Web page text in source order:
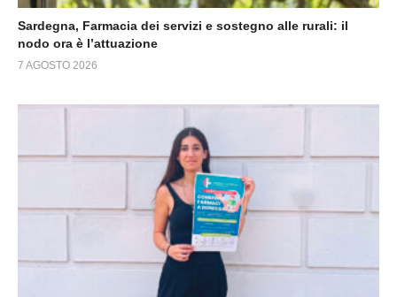
Sardegna, Farmacia dei servizi e sostegno alle rurali: il
nodo ora è l’attuazione
7 AGOSTO 2026